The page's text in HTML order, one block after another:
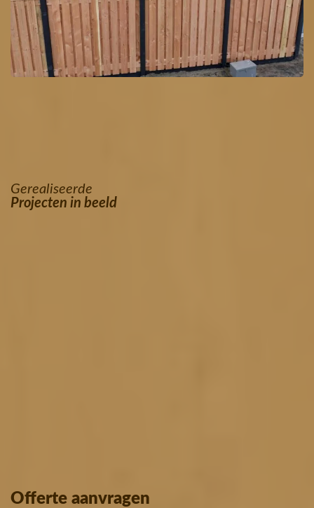
Gerealiseerde
Projecten in beeld
Offerte aanvragen